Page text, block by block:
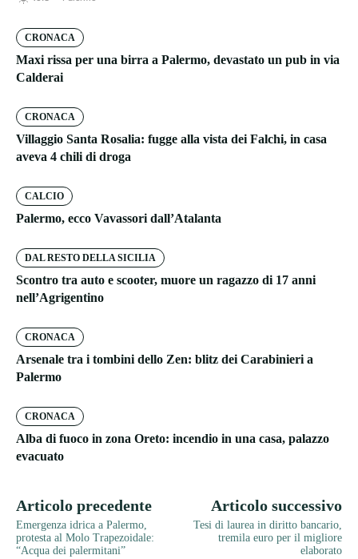
CRONACA
Maxi rissa per una birra a Palermo, devastato un pub in via
Calderai
CRONACA
Villaggio Santa Rosalia: fugge alla vista dei Falchi, in casa
aveva 4 chili di droga
CALCIO
Palermo, ecco Vavassori dall’Atalanta
DAL RESTO DELLA SICILIA
Scontro tra auto e scooter, muore un ragazzo di 17 anni
nell’Agrigentino
CRONACA
Arsenale tra i tombini dello Zen: blitz dei Carabinieri a
Palermo
CRONACA
Alba di fuoco in zona Oreto: incendio in una casa, palazzo
evacuato
Articolo precedente
Emergenza idrica a Palermo,
protesta al Molo Trapezoidale:
“Acqua dei palermitani”
Articolo successivo
Tesi di laurea in diritto bancario,
tremila euro per il migliore
elaborato